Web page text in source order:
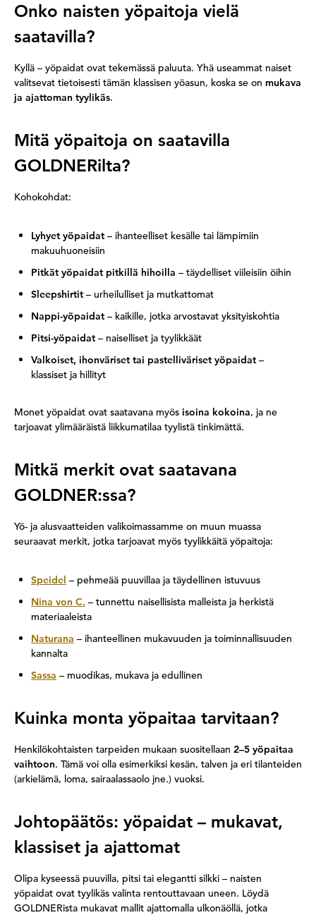
Onko naisten yöpaitoja vielä
saatavilla?
Kyllä – yöpaidat ovat tekemässä paluuta. Yhä useammat naiset
valitsevat tietoisesti tämän klassisen yöasun, koska se on mukava
ja ajattoman tyylikäs.
Mitä yöpaitoja on saatavilla
GOLDNERilta?
Kohokohdat:
Lyhyet yöpaidat – ihanteelliset kesälle tai lämpimiin
makuuhuoneisiin
Pitkät yöpaidat pitkillä hihoilla – täydelliset viileisiin öihin
Sleepshirtit – urheilulliset ja mutkattomat
Nappi-yöpaidat – kaikille, jotka arvostavat yksityiskohtia
Pitsi-yöpaidat – naiselliset ja tyylikkäät
Valkoiset, ihonväriset tai pastelliväriset yöpaidat –
klassiset ja hillityt
Monet yöpaidat ovat saatavana myös isoina kokoina, ja ne
tarjoavat ylimääräistä liikkumatilaa tyylistä tinkimättä.
Mitkä merkit ovat saatavana
GOLDNER:ssa?
Yö- ja alusvaatteiden valikoimassamme on muun muassa
seuraavat merkit, jotka tarjoavat myös tyylikkäitä yöpaitoja:
Speidel – pehmeää puuvillaa ja täydellinen istuvuus
Nina von C. – tunnettu naisellisista malleista ja herkistä
materiaaleista
Naturana – ihanteellinen mukavuuden ja toiminnallisuuden
kannalta
Sassa – muodikas, mukava ja edullinen
Kuinka monta yöpaitaa tarvitaan?
Henkilökohtaisten tarpeiden mukaan suositellaan 2–5 yöpaitaa
vaihtoon. Tämä voi olla esimerkiksi kesän, talven ja eri tilanteiden
(arkielämä, loma, sairaalassaolo jne.) vuoksi.
Johtopäätös: yöpaidat – mukavat,
klassiset ja ajattomat
Olipa kyseessä puuvilla, pitsi tai elegantti silkki – naisten
yöpaidat ovat tyylikäs valinta rentouttavaan uneen. Löydä
GOLDNERista mukavat mallit ajattomalla ulkonäöllä, jotka